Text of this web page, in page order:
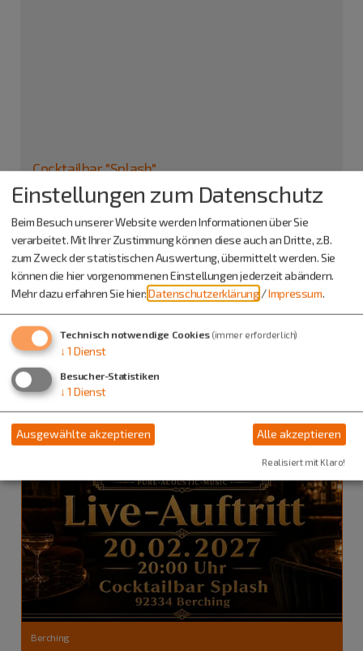
Cocktailbar "Splash"
Reichenauplatz 8
92334 Berching
08462 2005616
Auch an diesem Ort
Berching
Einstellungen zum Datenschutz
Beim Besuch unserer Website werden Informationen über Sie
verarbeitet. Mit Ihrer Zustimmung können diese auch an Dritte, z.B.
zum Zweck der statistischen Auswertung, übermittelt werden. Sie
können die hier vorgenommenen Einstellungen jederzeit abändern.
Mehr dazu erfahren Sie hier:Datenschutzerklärung /Impressum.
Technisch notwendige Cookies (immer erforderlich)
↓ 1 Dienst
Besucher-Statistiken
↓ 1 Dienst
Ausgewählte akzeptieren Alle akzeptieren
Realisiert mit Klaro!